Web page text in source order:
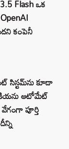
Flash ఒక
కంపెనీ
సిస్టమ్‌ను కూడా
ఆటోమేట్
పూర్తి